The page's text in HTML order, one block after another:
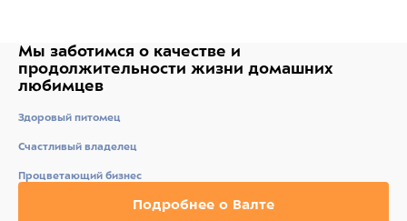
Свежее мясо 80% (из которого мяса ягненка мин.
10%), минеральные вещества, витамины.
и жиры 7%, сырая зола 1,2%, сырая клетчатка 0,5%,
Питательные добавки в 1 кг:
витамин D3 400 МЕ, витамин Е 15 мг.
Мы заботимся о качестве и
продолжительности жизни домашних
любимцев
Здоровый питомец
Счастливый владелец
Процветающий бизнес
Подробнее о Валте